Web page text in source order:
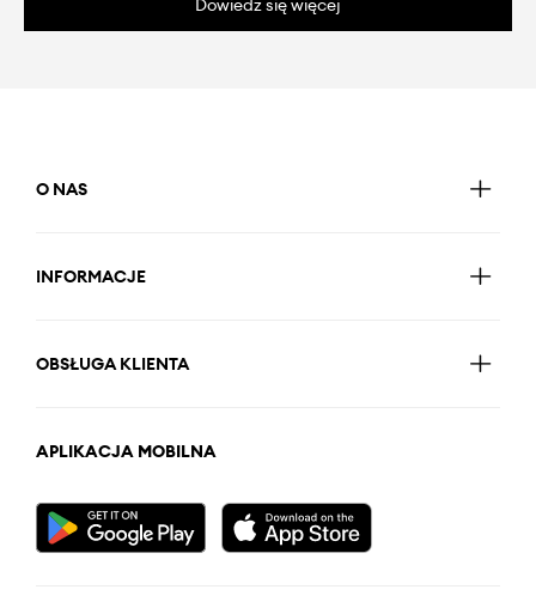
Dowiedz się więcej
O NAS
INFORMACJE
OBSŁUGA KLIENTA
APLIKACJA MOBILNA